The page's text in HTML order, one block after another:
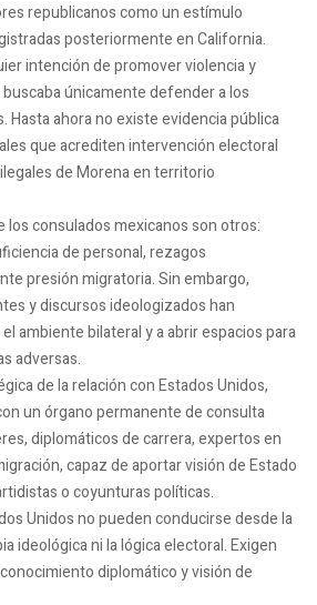
republicanos como un estímulo
posteriormente en California.
intención de promover violencia y
únicamente defender a los
Hasta ahora no existe evidencia pública
que acrediten intervención electoral
de Morena en territorio
los consulados mexicanos son otros:
de personal, rezagos
presión migratoria. Sin embargo,
y discursos ideologizados han
ambiente bilateral y a abrir espacios para
adversas.
de la relación con Estados Unidos,
un órgano permanente de consulta
diplomáticos de carrera, expertos en
capaz de aportar visión de Estado
o coyunturas políticas.
Unidos no pueden conducirse desde la
ideológica ni la lógica electoral. Exigen
diplomático y visión de